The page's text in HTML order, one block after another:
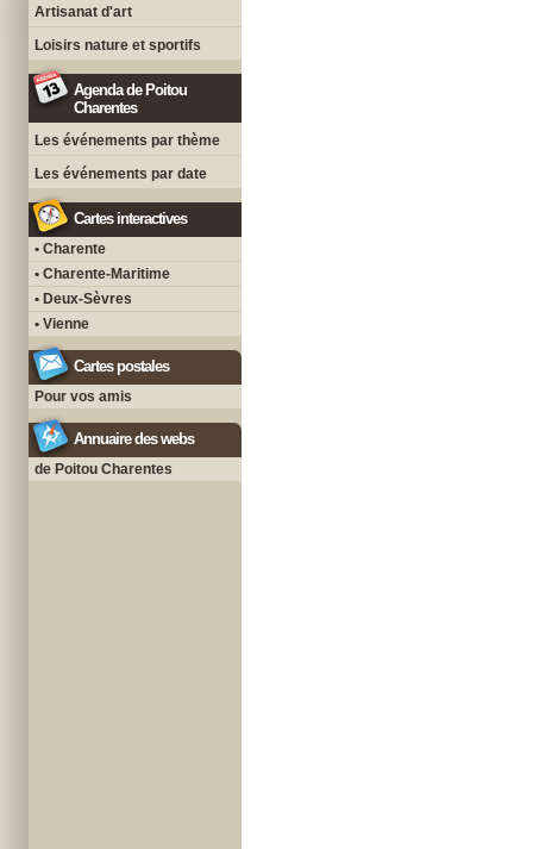
Artisanat d'art
Loisirs nature et sportifs
Agenda de Poitou
Charentes
Les événements par thème
Les événements par date
Cartes interactives
• Charente
• Charente-Maritime
• Deux-Sèvres
• Vienne
Cartes postales
Pour vos amis
Annuaire des webs
de Poitou Charentes